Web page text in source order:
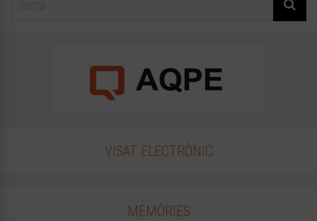
VISAT ELECTRÒNIC
MEMÒRIES